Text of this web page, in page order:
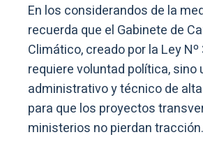
En los considerandos de la
recuerda que el Gabinete de
Climático, creado por la Ley
requiere voluntad política, sino
administrativo y técnico de
para que los proyectos
ministerios no pierdan tracción.